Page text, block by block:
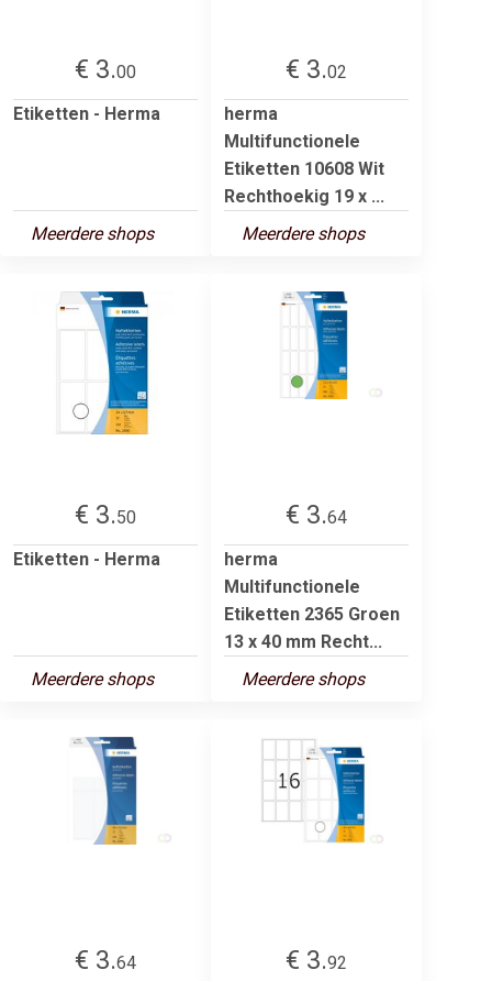
€ 3.00
Etiketten - Herma
Meerdere shops
€ 3.02
herma
Multifunctionele
Etiketten 10608 Wit
Rechthoekig 19 x ...
Meerdere shops
€ 3.50
Etiketten - Herma
Meerdere shops
€ 3.64
herma
Multifunctionele
Etiketten 2365 Groen
13 x 40 mm Recht...
Meerdere shops
€ 3.64
€ 3.92